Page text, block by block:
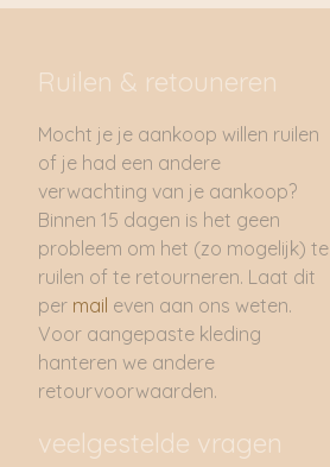
Ruilen & retouneren
Mocht je je aankoop willen ruilen
of je had een andere
verwachting van je aankoop?
Binnen 15 dagen is het geen
probleem om het (zo mogelijk) te
ruilen of te retourneren. Laat dit
permail even aan ons weten.
Voor aangepaste kleding
hanteren we andere
retourvoorwaarden.
veelgestelde vragen